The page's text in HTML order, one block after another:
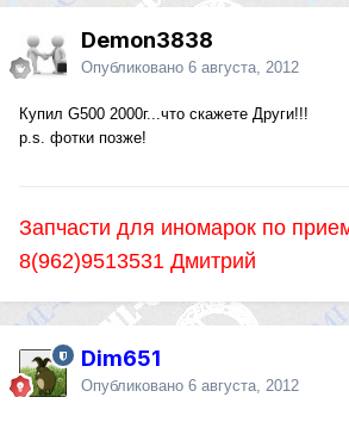
Demon3838
Опубликовано 6 августа, 2012
Купил G500 2000г...что скажете Други!!!
p.s. фотки позже!
Запчасти для иномарок по
8(962)9513531 Дмитрий
Dim651
Опубликовано 6 августа, 2012